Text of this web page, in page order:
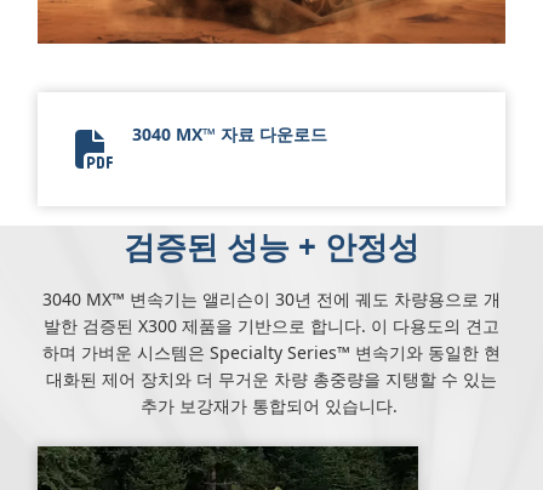
3040 MX Flyer 2024
3040 MX™ 자료 다운로드
검증된 성능 + 안정성
3040 MX™ 변속기는 앨리슨이 30년 전에 궤도 차량용으로 개
발한 검증된 X300 제품을 기반으로 합니다. 이 다용도의 견고
하며 가벼운 시스템은 Specialty Series™ 변속기와 동일한 현
대화된 제어 장치와 더 무거운 차량 총중량을 지탱할 수 있는
추가 보강재가 통합되어 있습니다.